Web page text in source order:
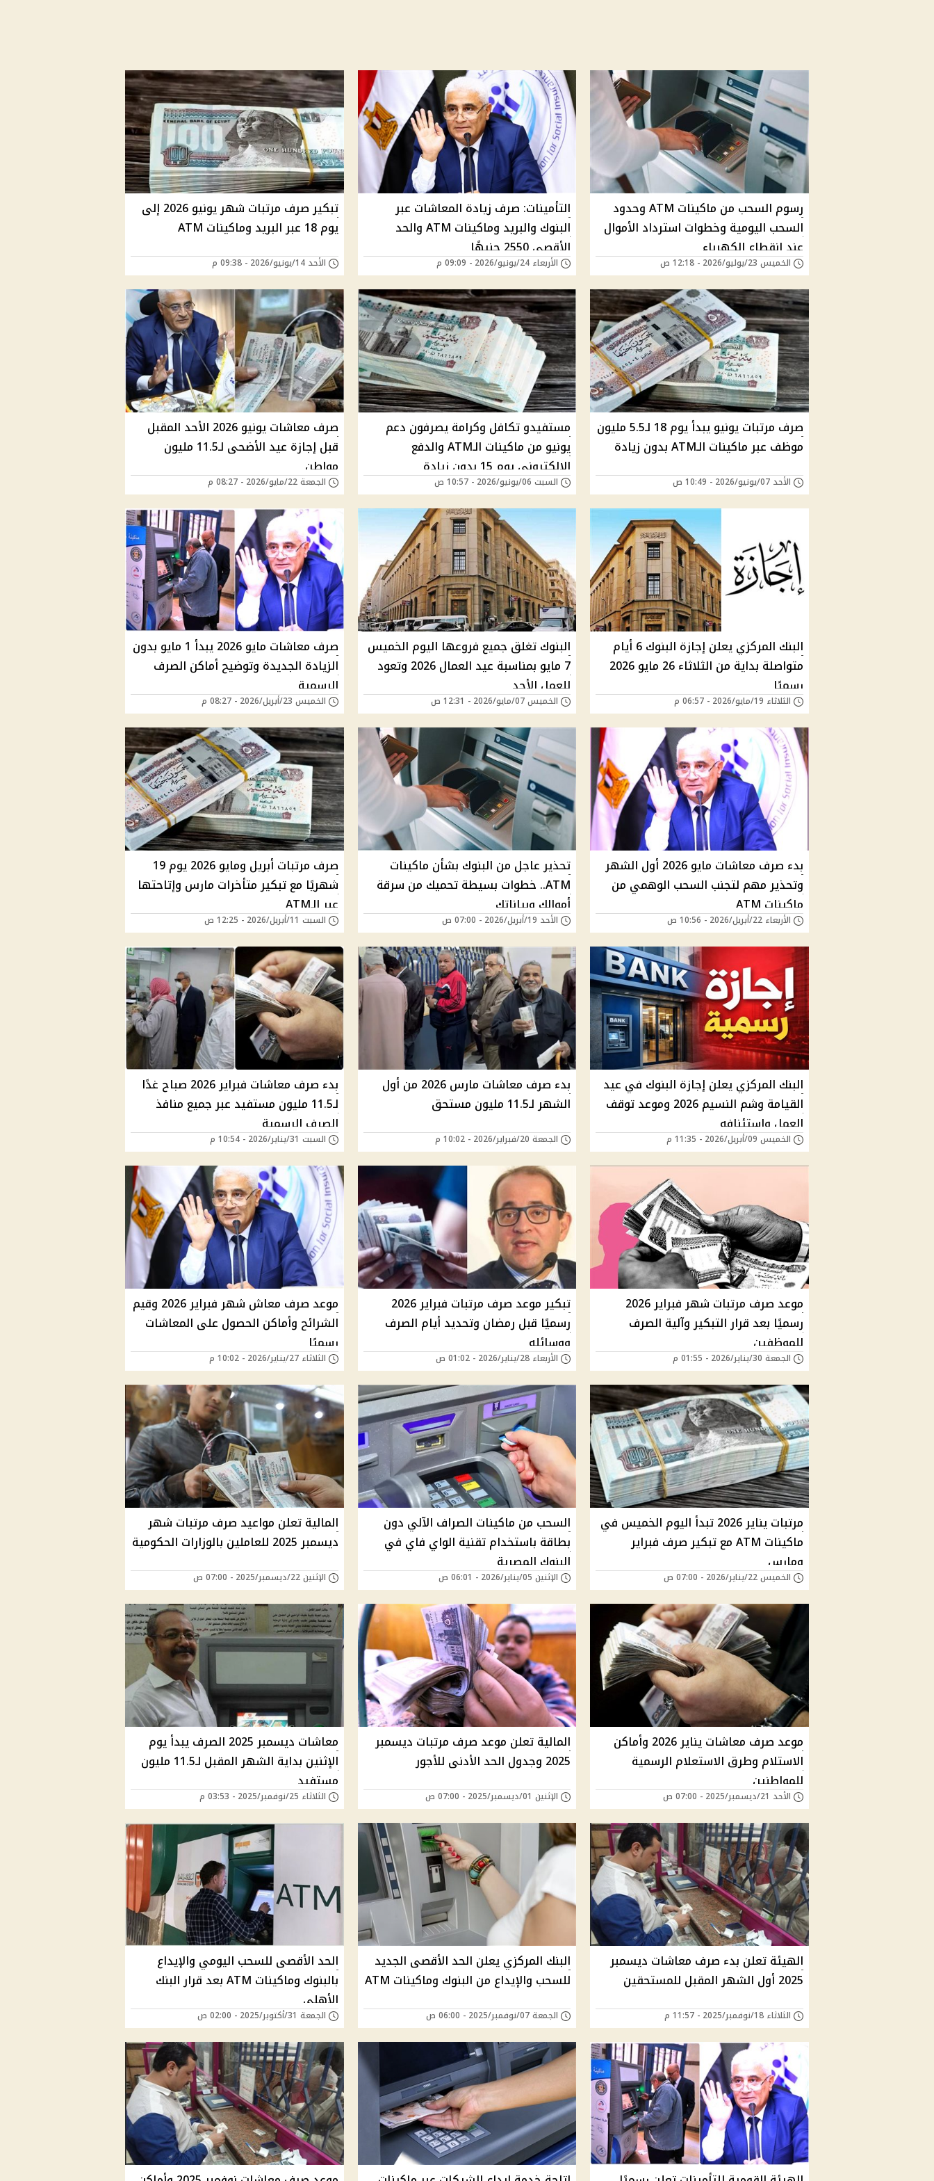
رسوم السحب من ماكينات ATM وحدود
السحب اليومية وخطوات استرداد الأموال
عند انقطاع الكهرباء
الخميس 23/يوليو/2026 - 12:18 ص
التأمينات: صرف زيادة المعاشات عبر
البنوك والبريد وماكينات ATM والحد
الأقصى 2550 جنيهًا
الأربعاء 24/يونيو/2026 - 09:09 م
تبكير صرف مرتبات شهر يونيو 2026 إلى
يوم 18 عبر البريد وماكينات ATM
الأحد 14/يونيو/2026 - 09:38 م
صرف مرتبات يونيو يبدأ يوم 18 لـ5.5 مليون
موظف عبر ماكينات الـATM بدون زيادة
الأحد 07/يونيو/2026 - 10:49 ص
مستفيدو تكافل وكرامة يصرفون دعم
يونيو من ماكينات الـATM والدفع
الإلكتروني يوم 15 بدون زيادة
السبت 06/يونيو/2026 - 10:57 ص
صرف معاشات يونيو 2026 الأحد المقبل
قبل إجازة عيد الأضحى لـ11.5 مليون
مواطن
الجمعة 22/مايو/2026 - 08:27 م
البنك المركزي يعلن إجازة البنوك 6 أيام
متواصلة بداية من الثلاثاء 26 مايو 2026
رسميًا
الثلاثاء 19/مايو/2026 - 06:57 م
البنوك تغلق جميع فروعها اليوم الخميس
7 مايو بمناسبة عيد العمال 2026 وتعود
للعمل الأحد
الخميس 07/مايو/2026 - 12:31 ص
صرف معاشات مايو 2026 يبدأ 1 مايو بدون
الزيادة الجديدة وتوضيح أماكن الصرف
الرسمية
الخميس 23/أبريل/2026 - 08:27 م
بدء صرف معاشات مايو 2026 أول الشهر
وتحذير مهم لتجنب السحب الوهمي من
ماكينات ATM
الأربعاء 22/أبريل/2026 - 10:56 ص
تحذير عاجل من البنوك بشأن ماكينات
ATM.. خطوات بسيطة تحميك من سرقة
أموالك وبياناتك
الأحد 19/أبريل/2026 - 07:00 ص
صرف مرتبات أبريل ومايو 2026 يوم 19
شهريًا مع تبكير متأخرات مارس وإتاحتها
عبر الـATM
السبت 11/أبريل/2026 - 12:25 ص
البنك المركزي يعلن إجازة البنوك في عيد
القيامة وشم النسيم 2026 وموعد توقف
العمل واستئنافه
الخميس 09/أبريل/2026 - 11:35 م
بدء صرف معاشات مارس 2026 من أول
الشهر لـ11.5 مليون مستحق
الجمعة 20/فبراير/2026 - 10:02 م
بدء صرف معاشات فبراير 2026 صباح غدًا
لـ11.5 مليون مستفيد عبر جميع منافذ
الصرف الرسمية
السبت 31/يناير/2026 - 10:54 م
موعد صرف مرتبات شهر فبراير 2026
رسميًا بعد قرار التبكير وآلية الصرف
للموظفين
الجمعة 30/يناير/2026 - 01:55 م
تبكير موعد صرف مرتبات فبراير 2026
رسميًا قبل رمضان وتحديد أيام الصرف
ووسائله
الأربعاء 28/يناير/2026 - 01:02 ص
موعد صرف معاش شهر فبراير 2026 وقيم
الشرائح وأماكن الحصول على المعاشات
رسميًا
الثلاثاء 27/يناير/2026 - 10:02 م
مرتبات يناير 2026 تبدأ اليوم الخميس في
ماكينات ATM مع تبكير صرف فبراير
ومارس
الخميس 22/يناير/2026 - 07:00 ص
السحب من ماكينات الصراف الآلي دون
بطاقة باستخدام تقنية الواي فاي في
البنوك المصرية
الإثنين 05/يناير/2026 - 06:01 ص
المالية تعلن مواعيد صرف مرتبات شهر
ديسمبر 2025 للعاملين بالوزارات الحكومية
الإثنين 22/ديسمبر/2025 - 07:00 ص
موعد صرف معاشات يناير 2026 وأماكن
الاستلام وطرق الاستعلام الرسمية
للمواطنين
الأحد 21/ديسمبر/2025 - 07:00 ص
المالية تعلن موعد صرف مرتبات ديسمبر
2025 وجدول الحد الأدنى للأجور
الإثنين 01/ديسمبر/2025 - 07:00 ص
معاشات ديسمبر 2025 الصرف يبدأ يوم
الإثنين بداية الشهر المقبل لـ11.5 مليون
مستفيد
الثلاثاء 25/نوفمبر/2025 - 03:53 م
الهيئة تعلن بدء صرف معاشات ديسمبر
2025 أول الشهر المقبل للمستحقين
الثلاثاء 18/نوفمبر/2025 - 11:57 م
البنك المركزي يعلن الحد الأقصى الجديد
للسحب والإيداع من البنوك وماكينات ATM
الجمعة 07/نوفمبر/2025 - 06:00 ص
الحد الأقصى للسحب اليومي والإيداع
بالبنوك وماكينات ATM بعد قرار البنك
الأهلي
الجمعة 31/أكتوبر/2025 - 02:00 ص